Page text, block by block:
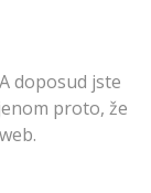
doposud jste
proto, že